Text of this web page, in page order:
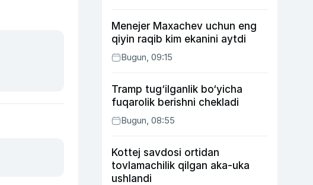
Menejer Maxachev uchun eng
qiyin raqib kim ekanini aytdi
Bugun, 09:15
Tramp tug‘ilganlik bo‘yicha
fuqarolik berishni chekladi
Bugun, 08:55
Kottej savdosi ortidan
tovlamachilik qilgan aka-uka
ushlandi